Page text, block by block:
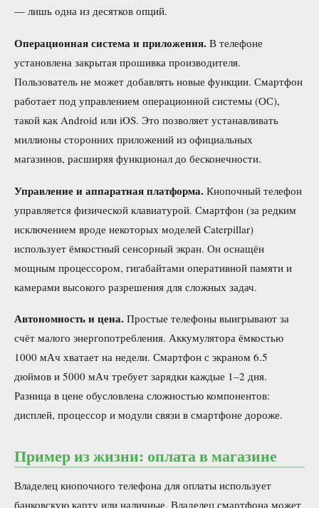
— лишь одна из десятков опций.
Операционная система и приложения. В телефоне
установлена закрытая прошивка производителя.
Пользователь не может добавлять новые функции. Смартфон
работает под управлением операционной системы (ОС),
такой как Android или iOS. Это позволяет устанавливать
миллионы сторонних приложений из официальных
магазинов, расширяя функционал до бесконечности.
Управление и аппаратная платформа. Кнопочный телефон
управляется физической клавиатурой. Смартфон (за редким
исключением вроде некоторых моделей Caterpillar)
использует ёмкостный сенсорный экран. Он оснащён
мощным процессором, гигабайтами оперативной памяти и
камерами высокого разрешения для сложных задач.
Автономность и цена. Простые телефоны выигрывают за
счёт малого энергопотребления. Аккумулятора ёмкостью
1000 мАч хватает на недели. Смартфон с экраном 6.5
дюймов и 5000 мАч требует зарядки каждые 1–2 дня.
Разница в цене обусловлена сложностью компонентов:
дисплей, процессор и модули связи в смартфоне дороже.
Пример из жизни: оплата в магазине
Владелец кнопочного телефона для оплаты использует
банковскую карту или наличные. Владелец смартфона может